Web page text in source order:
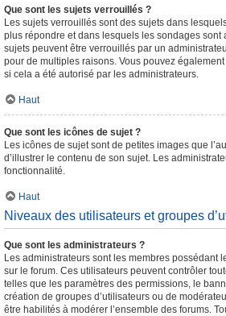
Que sont les sujets verrouillés ?
Les sujets verrouillés sont des sujets dans
plus répondre et dans lesquels les sondages sont
sujets peuvent être verrouillés par un
pour de multiples raisons. Vous pouvez
si cela a été autorisé par les administrateurs.
Haut
Que sont les icônes de sujet ?
Les icônes de sujet sont de petites images que
d’illustrer le contenu de son sujet. Les
fonctionnalité.
Haut
Niveaux des utilisateurs et groupes
Que sont les administrateurs ?
Les administrateurs sont les membres possédant
sur le forum. Ces utilisateurs peuvent contrôler
telles que les paramètres des permissions, le
création de groupes d’utilisateurs ou de
être habilités à modérer l’ensemble des forums.